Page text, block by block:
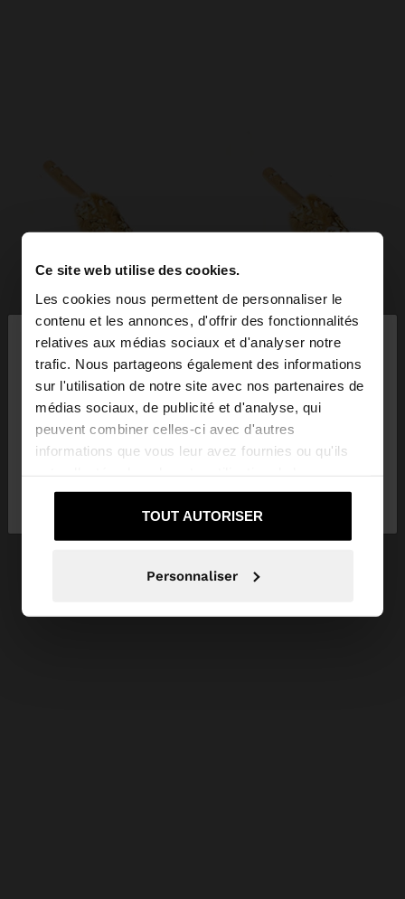
Ce site web utilise des cookies.
Les cookies nous permettent de personnaliser le
contenu et les annonces, d'offrir des fonctionnalités
relatives aux médias sociaux et d'analyser notre
trafic. Nous partageons également des informations
sur l'utilisation de notre site avec nos partenaires de
médias sociaux, de publicité et d'analyse, qui
peuvent combiner celles-ci avec d'autres
informations que vous leur avez fournies ou qu'ils
services.
TOUT AUTORISER
Personnaliser
bonjour ×
Vous accédez au site depuis Belgique. Voulez-vous
parcourir notre site au United States?